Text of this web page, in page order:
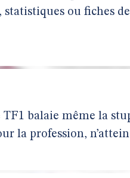
ou fiches
balaie même la
la profession,